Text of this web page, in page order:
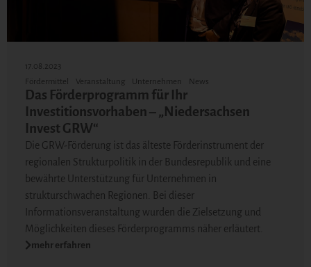
17.08.2023
Fördermittel
Veranstaltung Unternehmen News
Das Förderprogramm für Ihr
Investitionsvorhaben – „Niedersachsen
Invest GRW“
Die GRW-Förderung ist das älteste Förderinstrument der
regionalen Strukturpolitik in der Bundesrepublik und eine
bewährte Unterstützung für Unternehmen in
strukturschwachen Regionen. Bei dieser
Informationsveranstaltung wurden die Zielsetzung und
Möglichkeiten dieses Förderprogramms näher erläutert.
mehr erfahren